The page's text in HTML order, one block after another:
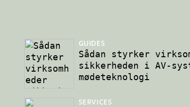
GUIDES
Sådan styrker
sikkerheden i AV-
mødeteknologi
SERVICES